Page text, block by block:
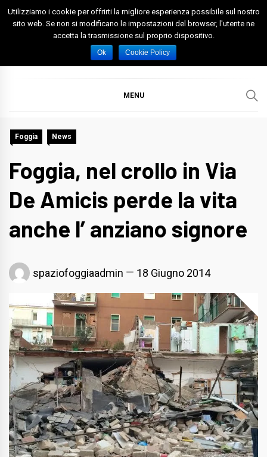
Skip
Spazio Foggia
Foggia News Calcio Eventi e Attività nella Capitanata
MENU
Foggia News
Foggia, nel crollo in Via
De Amicis perde la vita
anche l’ anziano signore
spaziofoggiaadmin 18 Giugno 2014
Utilizziamo i cookie per offrirti la migliore esperienza possibile sul nostro
sito web. Se non si modificano le impostazioni del browser, l'utente ne
accetta la trasmissione sul proprio dispositivo.
Ok Cookie Policy